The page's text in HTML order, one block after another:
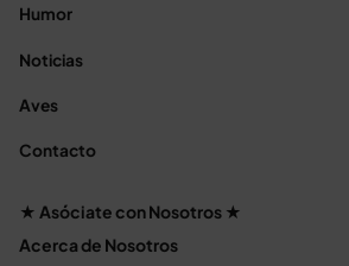
Humor
Noticias
Aves
Contacto
★ Asóciate con Nosotros ★
Acerca de Nosotros